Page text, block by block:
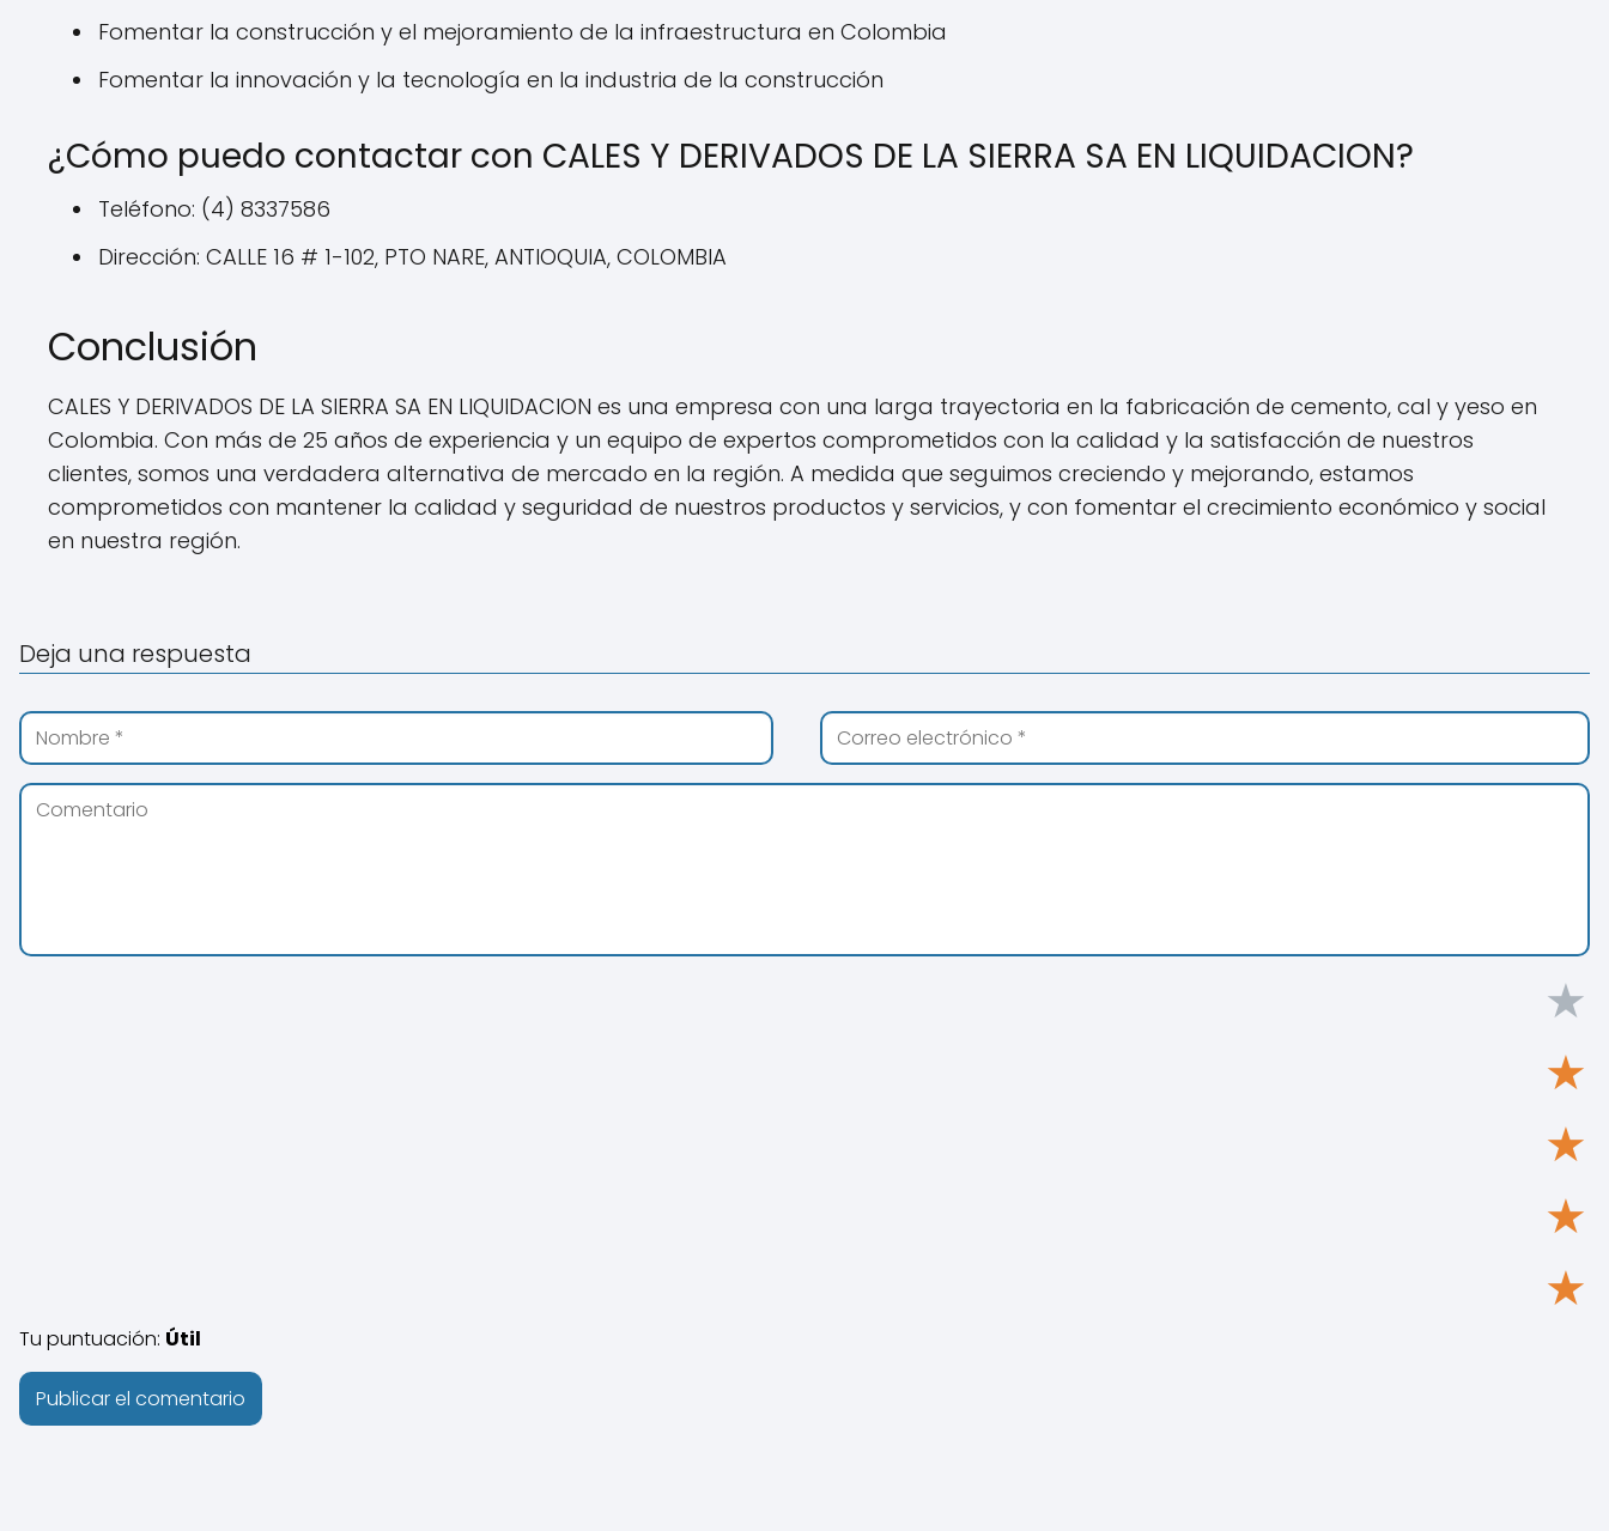
Fomentar la construcción y el mejoramiento de la infraestructura en Colombia
Fomentar la innovación y la tecnología en la industria de la construcción
¿Cómo puedo contactar con CALES Y DERIVADOS DE LA SIERRA SA EN LIQUIDACION?
Teléfono: (4) 8337586
Dirección: CALLE 16 # 1-102, PTO NARE, ANTIOQUIA, COLOMBIA
Conclusión
CALES Y DERIVADOS DE LA SIERRA SA EN LIQUIDACION es una empresa con una larga trayectoria en la fabricación de cemento, cal y yeso en
Colombia. Con más de 25 años de experiencia y un equipo de expertos comprometidos con la calidad y la satisfacción de nuestros
clientes, somos una verdadera alternativa de mercado en la región. A medida que seguimos creciendo y mejorando, estamos
comprometidos con mantener la calidad y seguridad de nuestros productos y servicios, y con fomentar el crecimiento económico y social
en nuestra región.
Deja una respuesta
★
★
★
★
★
Tu puntuación: Útil